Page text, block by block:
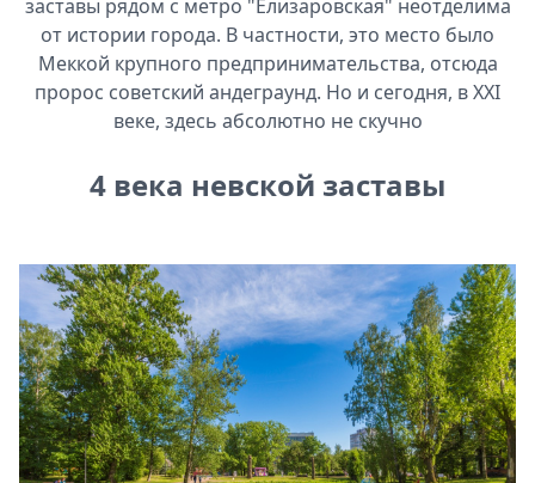
Пресс-
релизы
О
Metro
Спецпроекты
2026
Скачай
Metro
заставы рядом с метро "Елизаровская" неотделима
от истории города. В частности, это место было
Меккой крупного предпринимательства, отсюда
пророс советский андеграунд. Но и сегодня, в XXI
веке, здесь абсолютно не скучно
4 века невской заставы